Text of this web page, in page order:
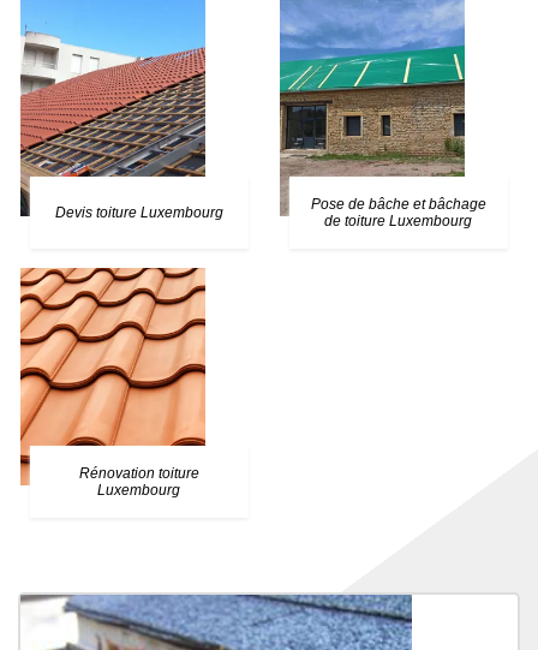
Devis toiture Luxembourg
Pose de bâche et bâchage
de toiture Luxembourg
Rénovation toiture
Luxembourg